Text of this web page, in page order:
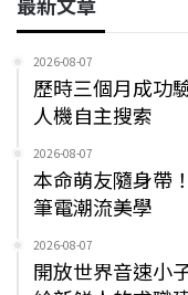
2026-08-07
歷時三個月成功
人機自主搜索
2026-08-07
本命萌友隨身帶
筆電潮流美學
2026-08-07
開放世界音速小